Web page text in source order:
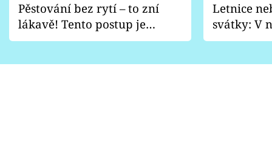
Pěstování bez rytí – to zní
lákavě! Tento postup je
vhodný jen pro některé
Letnice
svátky: V
pondělí